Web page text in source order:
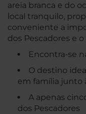
areia branca e do
local tranquilo,
conveniente a
dos Pescadores e
Encontra-se
O destino
em família junto
A apenas
dos Pescadores